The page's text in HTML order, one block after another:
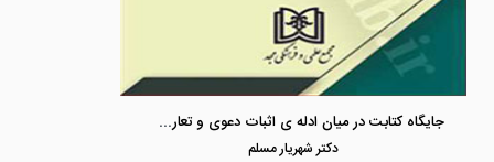
جایگاه کتابت در میان ادله ی اثبات دعوی و تعارض آن با سایر ادله از منظر فقه امامیه و حقوق ایران
دكتر شهريار مسلم